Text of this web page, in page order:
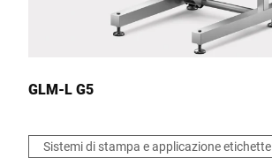
Il tuo messaggio *
GLM-L G5
Sistemi di stampa e applicazione etichette